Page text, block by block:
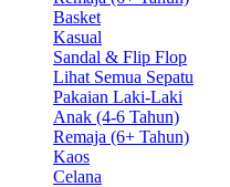
Basket
Kasual
Sandal & Flip Flop
Lihat Semua Sepatu
Pakaian Laki-Laki
Anak (4-6 Tahun)
Remaja (6+ Tahun)
Kaos
Celana